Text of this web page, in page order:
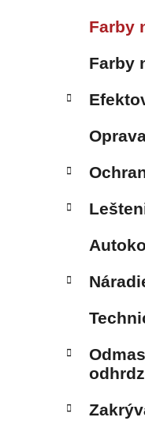
Farby
Farby